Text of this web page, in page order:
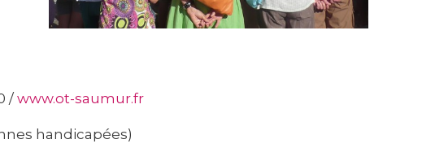
/www.ot-saumur.fr
handicapées)